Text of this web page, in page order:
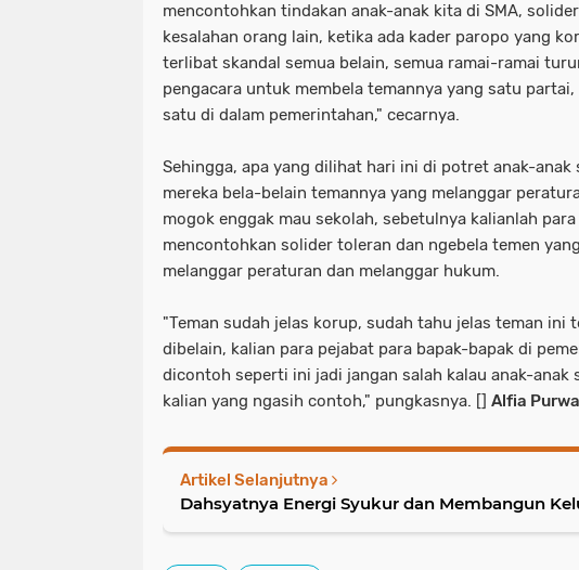
mencontohkan tindakan anak-anak kita di SMA,
kesalahan orang lain, ketika ada kader paropo yang
terlibat skandal semua belain, semua ramai-ramai
pengacara untuk membela temannya yang satu
satu di dalam pemerintahan," cecarnya.
Sehingga, apa yang dilihat hari ini di potret anak-anak
mereka bela-belain temannya yang melanggar
mogok enggak mau sekolah, sebetulnya kalianlah
mencontohkan solider toleran dan ngebela temen
melanggar peraturan dan melanggar hukum.
"Teman sudah jelas korup, sudah tahu jelas teman ini
dibelain, kalian para pejabat para bapak-bapak di
dicontoh seperti ini jadi jangan salah kalau anak-anak
kalian yang ngasih contoh," pungkasnya. [] Alfia
Artikel Selanjutnya
Dahsyatnya Energi Syukur dan Membangun